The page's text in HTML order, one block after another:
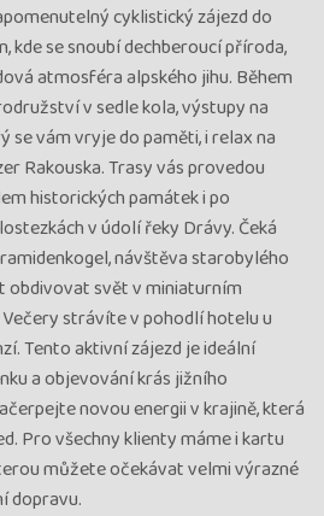
cyklistický zájezd do
kde se snoubí dechberoucí příroda,
atmosféra alpského jihu. Během
v sedle kola, výstupy na
se vám vryje do paměti, i relax na
Rakouska. Trasy vás provedou
historických památek i po
v údolí řeky Drávy. Čeká
návštěva starobylého
obdivovat svět v miniaturním
strávíte v pohodlí hotelu u
Tento aktivní zájezd je ideální
a objevování krás jižního
novou energii v krajině, která
Pro všechny klienty máme i kartu
můžete očekávat velmi výrazné
dopravu.